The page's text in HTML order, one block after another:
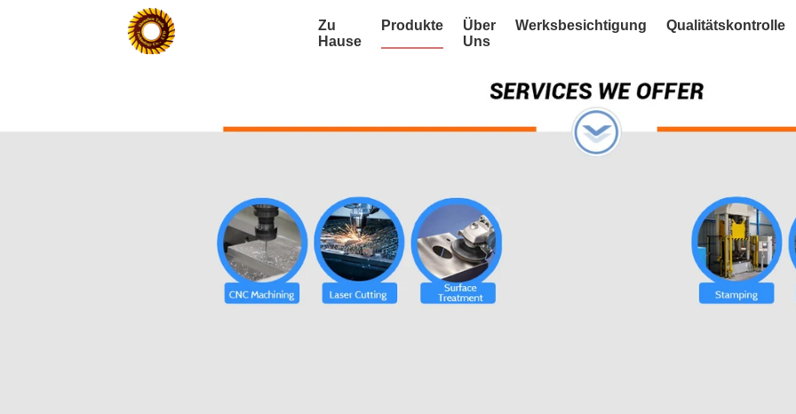
Zu
Hause
Produkte
Über
Uns
Werksbesichtigung Qualitätskontrolle